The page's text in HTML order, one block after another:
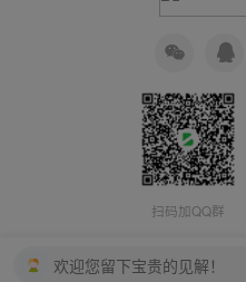
扫码加QQ群
欢迎您留下宝贵的见解！